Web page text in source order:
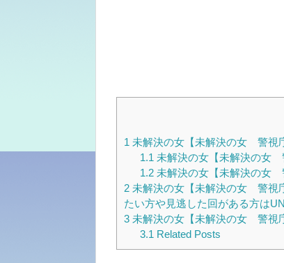
1 未解決の女【未解決の女 警視
1.1 未解決の女【未解決の女
1.2未解決の女【未解決の女
2 未解決の女【未解決の女 警視
たい方や見逃した回がある方は
3 未解決の女【未解決の女 警視
3.1 Related Posts